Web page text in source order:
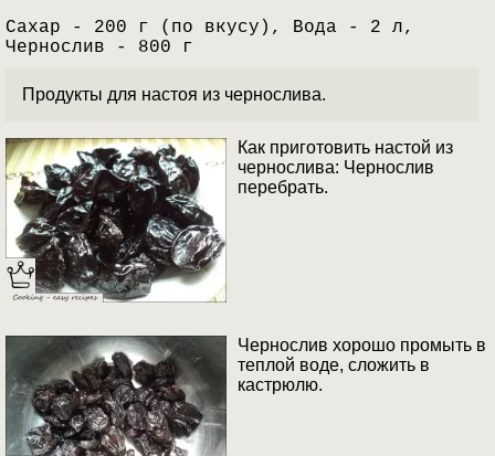
Сахар - 200 г (по вкусу), Вода - 2 л,
Чернослив - 800 г
Продукты для настоя из чернослива.
Как приготовить настой из
чернослива: Чернослив
перебрать.
Чернослив хорошо промыть в
теплой воде, сложить в
кастрюлю.